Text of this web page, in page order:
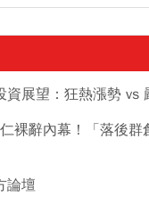
展望：狂熱漲勢 vs
裸辭內幕！「落後群
論壇